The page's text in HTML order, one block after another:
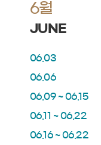
6월
JUNE
06.03
06.06
06.09 ~ 06.15
06.11 ~ 06.22
06.16 ~ 06.22